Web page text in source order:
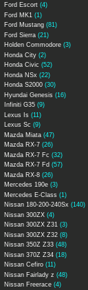
Ford Escort (4)
Ford MK1 (1)
Ford Mustang (81)
Ford Sierra (21)
Holden Commodore (3)
Honda City (2)
Honda Civic (52)
Honda NSx (22)
Honda S2000 (30)
Hyundai Genesis (16)
Infiniti G35 (9)
Lexus Is (11)
Lexus Sc (9)
Mazda Miata (47)
Mazda RX-7 (26)
Mazda RX-7 Fc (32)
Mazda RX-7 Fd (57)
Mazda RX-8 (26)
Mercedes 190e (3)
Mercedes E-Class (1)
Nissan 180-200-240Sx (140)
Nissan 300ZX (4)
Nissan 300ZX Z31 (3)
Nissan 300ZX Z32 (8)
Nissan 350Z Z33 (48)
Nissan 370Z Z34 (18)
Nissan Cefiro (11)
Nissan Fairlady z (48)
Nissan Freerace (4)